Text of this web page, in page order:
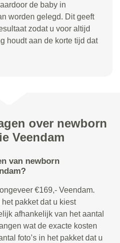
de baby in
worden gelegd. Dit geeft
zodat u voor altijd
houdt aan de korte tijd dat
over newborn
Veendam
van newborn
€169,- Veendam.
pakket dat u kiest
afhankelijk van het aantal
wat de exacte kosten
foto’s in het pakket dat u